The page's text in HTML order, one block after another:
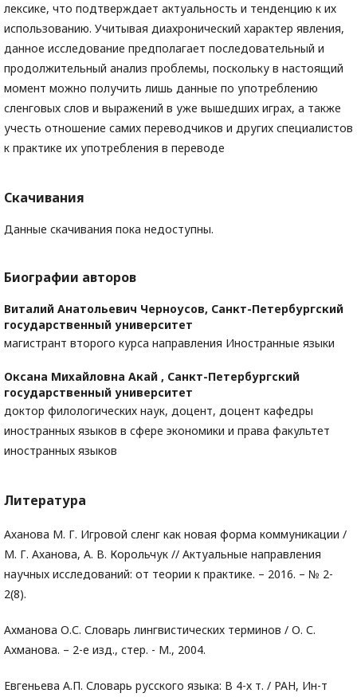
лексике, что подтверждает актуальность и тенденцию к их
использованию. Учитывая диахронический характер явления,
данное исследование предполагает последовательный и
продолжительный анализ проблемы, поскольку в настоящий
момент можно получить лишь данные по употреблению
сленговых слов и выражений в уже вышедших играх, а также
учесть отношение самих переводчиков и других специалистов
к практике их употребления в переводе
Скачивания
Данные скачивания пока недоступны.
Биографии авторов
Виталий Анатольевич Черноусов, Санкт-Петербургский
государственный университет
магистрант второго курса направления Иностранные языки
Оксана Михайловна Акай , Санкт-Петербургский
государственный университет
доктор филологических наук, доцент, доцент кафедры
иностранных языков в сфере экономики и права факультет
иностранных языков
Литература
Аханова М. Г. Игровой сленг как новая форма коммуникации /
М. Г. Аханова, А. В. Корольчук // Актуальные направления
научных исследований: от теории к практике. – 2016. – № 2-
2(8).
Ахманова О.С. Словарь лингвистических терминов / О. С.
Ахманова. – 2-е изд., стер. - М., 2004.
Евгеньева А.П. Словарь русского языка: В 4-х т. / РАН, Ин-т